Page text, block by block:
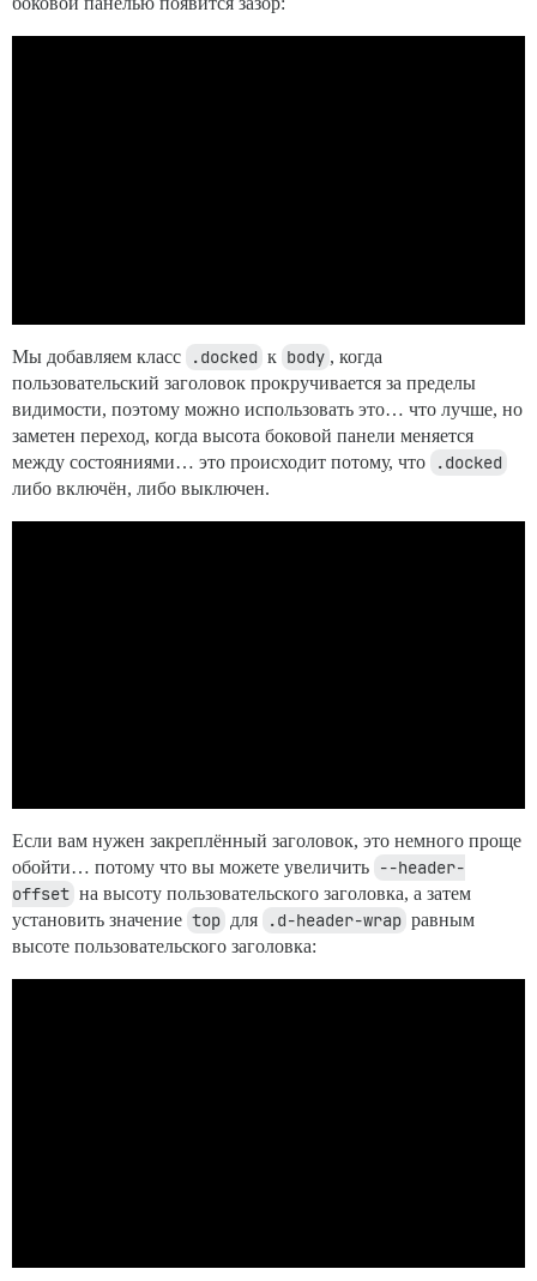
Мы добавляем класс .docked к body , когда
пользовательский заголовок прокручивается за пределы
видимости, поэтому можно использовать это… что лучше, но
заметен переход, когда высота боковой панели меняется
между состояниями… это происходит потому, что
.docked
либо включён, либо выключен.
Если вам нужен закреплённый заголовок, это немного проще
обойти… потому что вы можете увеличить --header-
offset на высоту пользовательского заголовка, а затем
установить значение top для .d-header-wrap равным
высоте пользовательского заголовка: